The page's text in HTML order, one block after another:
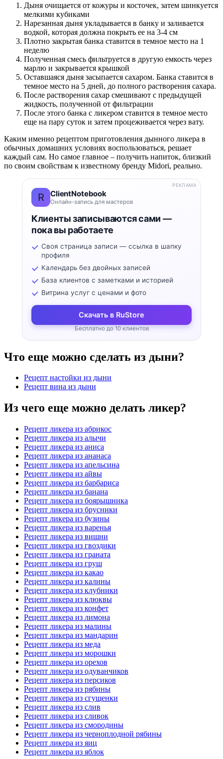
Дыня очищается от кожуры и косточек, затем шинкуется
мелкими кубиками
Нарезанная дыня укладывается в банку и заливается
водкой, которая должна покрыть ее на 3-4 см
Плотно закрытая банка ставится в темное место на 1
неделю
Полученная смесь фильтруется в другую емкость через
марлю и закрывается крышкой
Оставшаяся дыня засыпается сахаром. Банка ставится в
темное место на 5 дней, до полного растворения сахара.
После растворения сахар смешивают с предыдущей
жидкость, полученной от фильтрации
После этого банка с ликером ставится в темное место
еще на пару суток и затем процеживается через вату.
Каким именно рецептом приготовления дынного ликера в
обычных домашних условиях воспользоваться, решает
каждый сам. Но самое главное – получить напиток, близкий
по своим свойствам к известному бренду Midori, реально.
R ClientNotebook
Онлайн-запись для мастеров
Клиенты записываются сами —
пока вы работаете
Своя страница записи — ссылка в шапку
профиля
Календарь без двойных записей
База клиентов с заметками и историей
Витрина услуг с ценами и фото
Скачать в RuStore
Бесплатно до 10 клиентов
РЕКЛАМА
Что еще можно сделать из дыни?
Рецепт настойки из дыни
Рецепт вина из дыни
Из чего еще можно делать ликер?
Рецепт ликера из абрикос
Рецепт ликера из алычи
Рецепт ликера из аниса
Рецепт ликера из ананаса
Рецепт ликера из апельсина
Рецепт ликера из айвы
Рецепт ликера из барбариса
Рецепт ликера из банана
Рецепт ликера из боярышника
Рецепт ликера из брусники
Рецепт ликера из бузины
Рецепт ликера из варенья
Рецепт ликера из вишни
Рецепт ликера из гвоздики
Рецепт ликера из граната
Рецепт ликера из груш
Рецепт ликера из какао
Рецепт ликера из калины
Рецепт ликера из клубники
Рецепт ликера из клюквы
Рецепт ликера из конфет
Рецепт ликера из лимона
Рецепт ликера из малины
Рецепт ликера из мандарин
Рецепт ликера из меда
Рецепт ликера из морошки
Рецепт ликера из орехов
Рецепт ликера из одуванчиков
Рецепт ликера из персиков
Рецепт ликера из рябины
Рецепт ликера из сгущенки
Рецепт ликера из слив
Рецепт ликера из сливок
Рецепт ликера из смородины
Рецепт ликера из черноплодной рябины
Рецепт ликера из яиц
Рецепт ликера из яблок